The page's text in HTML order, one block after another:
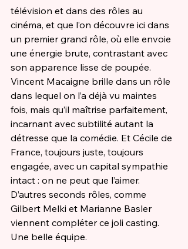
télévision et dans des rôles au
cinéma, et que l’on découvre ici dans
un premier grand rôle, où elle envoie
une énergie brute, contrastant avec
son apparence lisse de poupée.
Vincent Macaigne brille dans un rôle
dans lequel on l’a déjà vu maintes
fois, mais qu’il maîtrise parfaitement,
incarnant avec subtilité autant la
détresse que la comédie. Et Cécile de
France, toujours juste, toujours
engagée, avec un capital sympathie
intact : on ne peut que l’aimer.
D’autres seconds rôles, comme
Gilbert Melki et Marianne Basler
viennent compléter ce joli casting.
Une belle équipe.